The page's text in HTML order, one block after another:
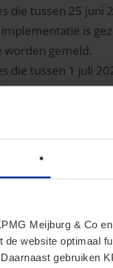
Meijburg & Co
de website optimaal
gebruiken
die tussen 25 juni
is
worden gemeld.
die tussen 1 juli
voor
binnen dertig
eerst uiterlijk
hulp, bijstand of
constructie
dienen uiterlijk